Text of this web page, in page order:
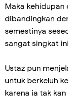
Maka
dibandingkan
semestinya
sangat singkat
Ustaz pun
untuk berkeluh
karena ia tak kan